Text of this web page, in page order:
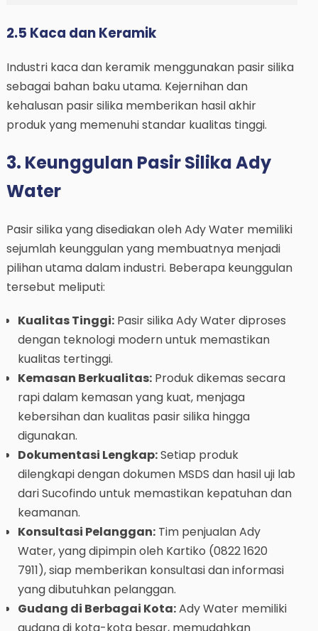
2.5 Kaca dan Keramik
Industri kaca dan keramik menggunakan pasir silika
sebagai bahan baku utama. Kejernihan dan
kehalusan pasir silika memberikan hasil akhir
produk yang memenuhi standar kualitas tinggi.
3. Keunggulan Pasir Silika Ady
Water
Pasir silika yang disediakan oleh Ady Water memiliki
sejumlah keunggulan yang membuatnya menjadi
pilihan utama dalam industri. Beberapa keunggulan
tersebut meliputi:
Kualitas Tinggi:Pasir silika Ady Water diproses
dengan teknologi modern untuk memastikan
kualitas tertinggi.
Kemasan Berkualitas:Produk dikemas secara
rapi dalam kemasan yang kuat, menjaga
kebersihan dan kualitas pasir silika hingga
digunakan.
Dokumentasi Lengkap:Setiap produk
dilengkapi dengan dokumen MSDS dan hasil uji lab
dari Sucofindo untuk memastikan kepatuhan dan
keamanan.
Konsultasi Pelanggan:Tim penjualan Ady
Water, yang dipimpin oleh Kartiko (0822 1620
7911), siap memberikan konsultasi dan informasi
yang dibutuhkan pelanggan.
Gudang di Berbagai Kota:Ady Water memiliki
gudang di kota-kota besar, memudahkan